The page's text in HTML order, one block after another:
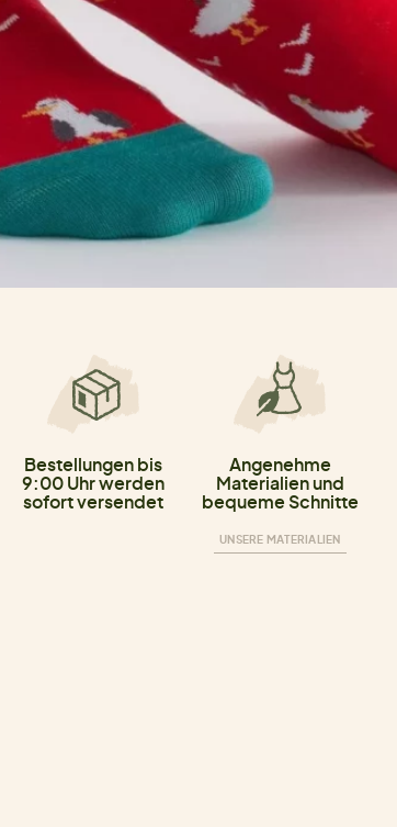
Bestellungen bis
9:00 Uhr werden
sofort versendet
Angenehme
Materialien und
bequeme Schnitte
UNSERE MATERIALIEN